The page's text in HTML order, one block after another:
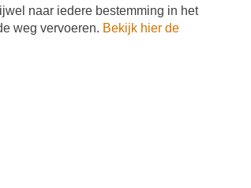
naar iedere bestemming in het
weg vervoeren. Bekijk hier de